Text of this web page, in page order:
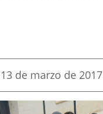
Fecha
la
noticia
13 de marzo de 2017